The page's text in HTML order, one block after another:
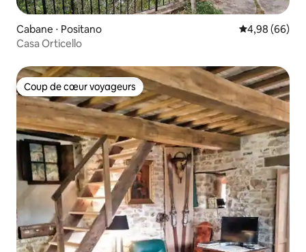
Cabane ⋅ Positano Évaluation
4,98 (66)
Casa Orticello
Coup de cœur voyageurs
Coup de cœur voyageurs